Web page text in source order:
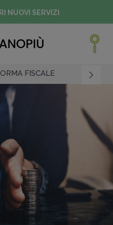
NUOVI SERVIZI
FISCALE